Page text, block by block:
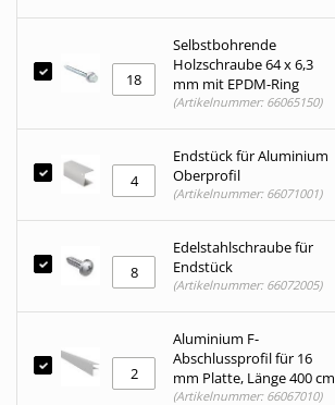
Selbstbohrende
Holzschraube 64 x 6,3
mm mit EPDM-Ring
(Artikelnummer: 66065150)
Endstück für Aluminium
Oberprofil
(Artikelnummer: 66071001)
Edelstahlschraube für
Endstück
(Artikelnummer: 66072005)
Aluminium F-
Abschlussprofil für 16
mm Platte, Länge 400 cm
(Artikelnummer: 66067010)